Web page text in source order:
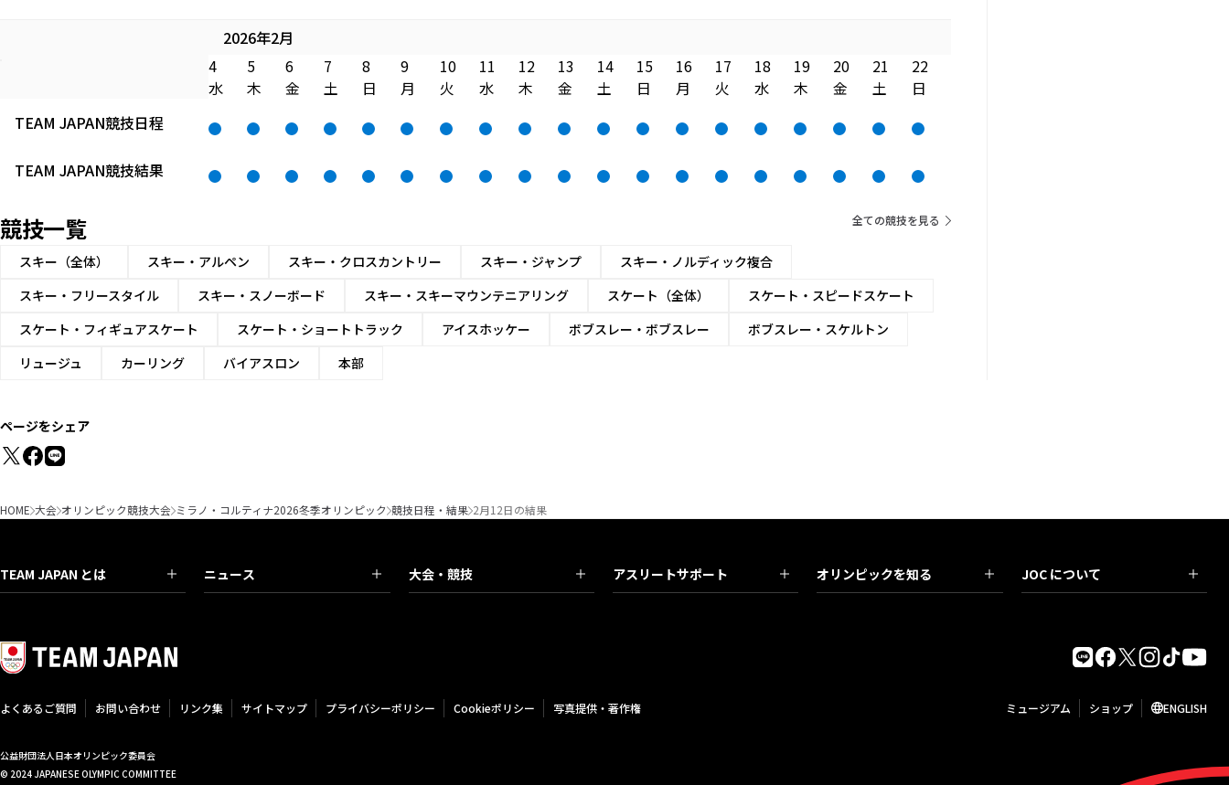
2026年2月
4
5 6 7 8 9 10 11 12 13 14 15 16 17 18 19 20 21
22
水
木 金 土 日 月 火 水 木 金 土 日 月 火 水 木 金 土
日
TEAM JAPAN競技日程
TEAM JAPAN競技結果
競技一覧 全ての競技を見る
スキー（全体） スキー・アルペン スキー・クロスカントリー スキー・ジャンプ
スキー・ノルディック複合
スキー・フリースタイル
スキー・スノーボード スキー・スキーマウンテニアリング スケート（全体）
スケート・スピードスケート
スケート・フィギュアスケート
スケート・ショートトラック アイスホッケー ボブスレー・ボブスレー
ボブスレー・スケルトン
リュージュ
カーリング バイアスロン 本部
ページをシェア
HOME 大会 オリンピック競技大会 ミラノ・コルティナ2026冬季オリンピック 競技日程・結果 2月12日の結果
TEAM JAPAN とは ニュース 大会・競技 アスリートサポート オリンピックを知る JOC について
よくあるご質問 お問い合わせ リンク集 サイトマップ プライバシーポリシー Cookieポリシー 写真提供・著作権 ミュージアム ショップ ENGLISH
公益財団法人日本オリンピック委員会
© 2024 JAPANESE OLYMPIC COMMITTEE